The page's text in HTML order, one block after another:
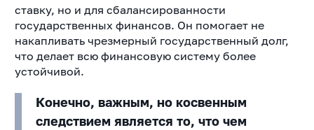
ставку, но и для сбалансированности
государственных финансов. Он помогает не
накапливать чрезмерный государственный долг,
что делает всю финансовую систему более
устойчивой.
Конечно, важным, но косвенным
следствием является то, что чем